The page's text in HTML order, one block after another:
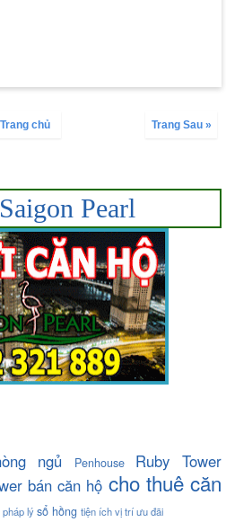
Trang Sau »
Trang chủ
Pearl
ngủ Penhouse
Ruby Tower
bán căn hộ cho thuê căn
pháp lýsổ hồng tiện íchvị tríưu đãi